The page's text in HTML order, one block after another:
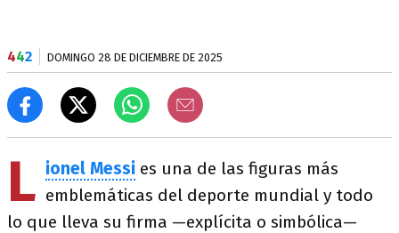
442 DOMINGO 28 DE DICIEMBRE DE 2025
L ionel Messi es una de las figuras más
emblemáticas del deporte mundial y todo
lo que lleva su firma —explícita o simbólica—